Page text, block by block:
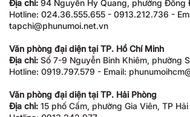
Địa chỉ: 94 Nguyễn Hy Quang, phường Đống
Hotline: 024.36.555.655 - 0913.212.736 -
tapchi@phunumoi.net.vn
Văn phòng đại diện tại TP. Hồ Chí Minh
Địa chỉ: Số 7-9 Nguyễn Bỉnh Khiêm, phường
Hotline: 0919.797.579 - Email:
Văn phòng đại diện tại TP. Hải Phòng
Địa chỉ: 15 phố Cấm, phường Gia Viên, TP